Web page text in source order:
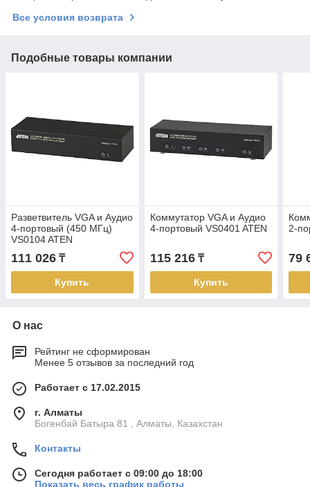
Все условия возврата
Подобные товары компании
Разветвитель VGA и Аудио
4-портовый (450 МГц)
VS0104 ATEN
111 026 ₸
Купить
Коммутатор VGA и Аудио
4-портовый VS0401 ATEN
115 216₸
Купить
2-
79
О нас
Рейтинг не сформирован
Менее 5 отзывов за последний год
Работает с 17.02.2015
г. Алматы
Богенбай Батыра 81 , Алматы, Казахстан
Контакты
Сегодня работает с 09:00 до 18:00
Показать весь график работы